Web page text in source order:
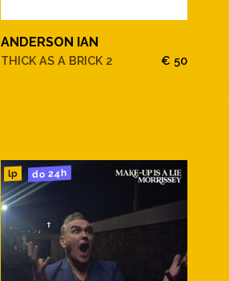
ANDERSON IAN
THICK AS A BRICK 2 € 50
lp do 24h